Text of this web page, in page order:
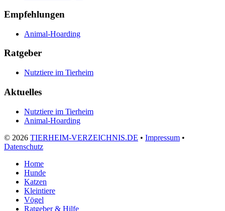
Empfehlungen
Animal-Hoarding
Ratgeber
Nutztiere im Tierheim
Aktuelles
Nutztiere im Tierheim
Animal-Hoarding
© 2026 TIERHEIM-VERZEICHNIS.DE • Impressum •
Datenschutz
Home
Hunde
Katzen
Kleintiere
Vögel
Ratgeber & Hilfe